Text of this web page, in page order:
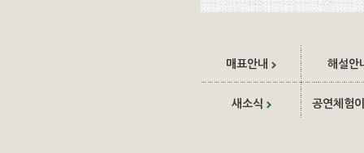
매표안내 해설안
새소식 공연체험